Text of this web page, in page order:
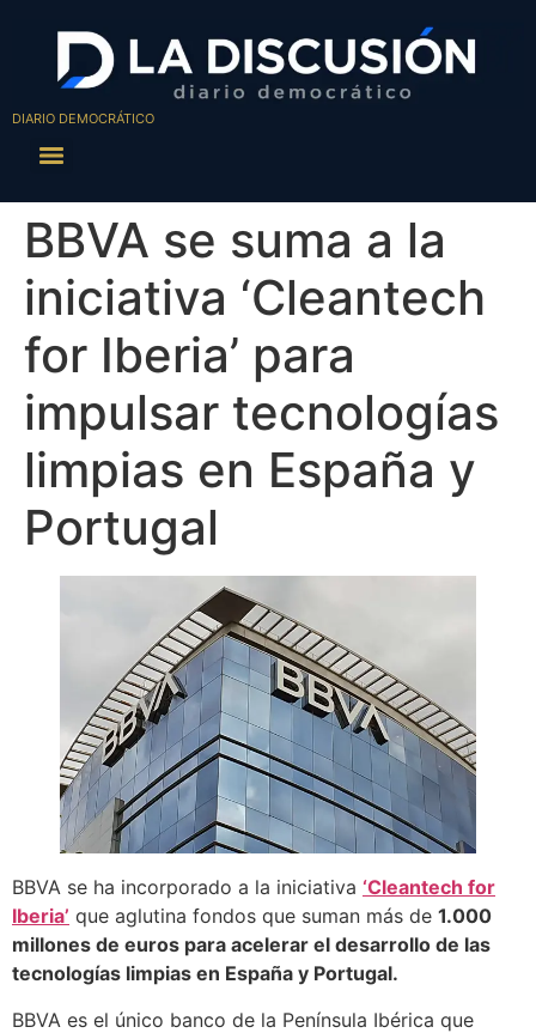
DIARIO DEMOCRÁTICO
BBVA se suma a la
iniciativa ‘Cleantech
for Iberia’ para
impulsar tecnologías
limpias en España y
Portugal
BBVA se ha incorporado a la iniciativa ‘Cleantech for
Iberia’ que aglutina fondos que suman más de 1.000
millones de euros para acelerar el desarrollo de las
tecnologías limpias en España y Portugal.
BBVA es el único banco de la Península Ibérica que